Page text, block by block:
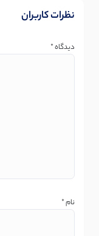
نظرات کاربران
دیدگاه*
نام*